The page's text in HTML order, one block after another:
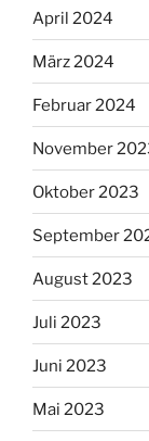
April 2024
März 2024
Februar 2024
November
Oktober 2023
September
August 2023
Juli 2023
Juni 2023
Mai 2023